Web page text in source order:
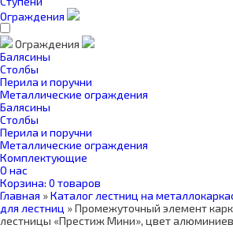
Ограждения
Ограждения
Балясины
Столбы
Перила и поручни
Металлические ограждения
Балясины
Столбы
Перила и поручни
Металлические ограждения
Комплектующие
О нас
Корзина: 0 товаров
Главная »Каталог лестниц на
для лестниц »Промежуточный элемент
лестницы «Престиж Мини», цвет